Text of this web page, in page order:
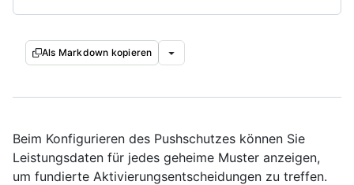
Als Markdown kopieren
Beim Konfigurieren des Pushschutzes können Sie
Leistungsdaten für jedes geheime Muster anzeigen,
um fundierte Aktivierungsentscheidungen zu treffen.